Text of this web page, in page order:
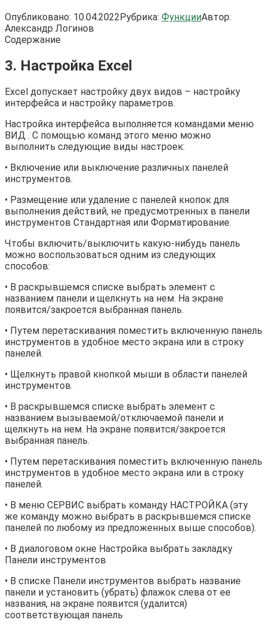
Опубликовано: 10.04.2022Рубрика: ФункцииАвтор:
Александр Логинов
Содержание
3. Настройка Excel
Excel допускает настройку двух видов – настройку
интерфейса и настройку параметров.
Настройка интерфейса выполняется командами меню
ВИД . С помощью команд этого меню можно
выполнить следующие виды настроек:
• Включение или выключение различных панелей
инструментов.
• Размещение или удаление с панелей кнопок для
выполнения действий, не предусмотренных в панели
инструментов Стандартная или Форматирование.
Чтобы включить/выключить какую-нибудь панель
можно воспользоваться одним из следующих
способов:
• В раскрывшемся списке выбрать элемент с
названием панели и щелкнуть на нем. На экране
появится/закроется выбранная панель.
• Путем перетаскивания поместить включенную панель
инструментов в удобное место экрана или в строку
панелей.
• Щелкнуть правой кнопкой мыши в области панелей
инструментов.
• В раскрывшемся списке выбрать элемент с
названием вызываемой/отключаемой панели и
щелкнуть на нем. На экране появится/закроется
выбранная панель.
• Путем перетаскивания поместить включенную панель
инструментов в удобное место экрана или в строку
панелей.
• В меню СЕРВИС выбрать команду НАСТРОЙКА (эту
же команду можно выбрать в раскрывшемся списке
панелей по любому из предложенных выше способов).
• В диалоговом окне Настройка выбрать закладку
Панели инструментов
• В списке Панели инструментов выбрать название
панели и установить (убрать) флажок слева от ее
названия, на экране появится (удалится)
соответствующая панель